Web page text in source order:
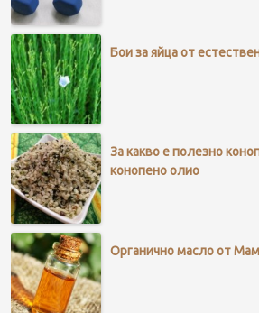
Бои за яйца от
За какво е полезно
конопено олио
Органично масло от